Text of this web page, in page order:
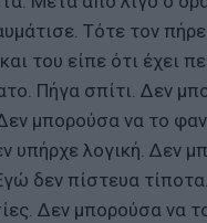
Τότε τον
του είπε ότι έχει
Πήγα σπίτι. Δεν
μπορούσα να το
υπήρχε λογική. Δεν
δεν πίστευα
Δεν μπορούσα να